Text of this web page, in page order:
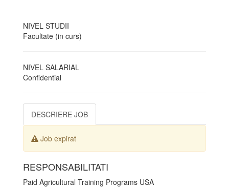
NIVEL STUDII
Facultate (in curs)
NIVEL SALARIAL
Confidential
DESCRIERE JOB
Job expirat
RESPONSABILITATI
Paid Agricultural Training Programs USA